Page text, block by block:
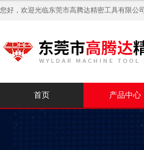
您好，欢迎光临东莞市高腾达精密工具有限公司
首页 产品中心